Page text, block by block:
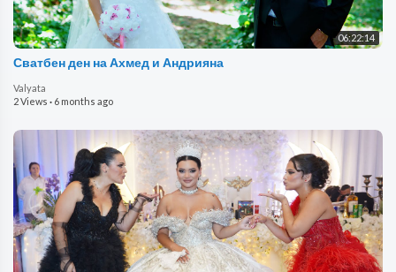
06:22:14
Сватбен ден на Ахмед и Андрияна
Valyata
2 Views · 6 months ago